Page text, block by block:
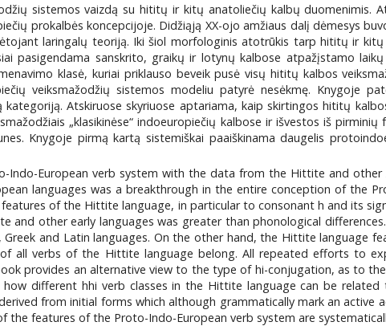
sistemos vaizdą su hititų ir kitų anatoliečių kalbų duomenimis.
prokalbės koncepcijoje. Didžiąją XX-ojo amžiaus dalį dėmesys
laringalų teoriją. Iki šiol morfologinis atotrūkis tarp hititų ir
pasigendama sanskrito, graikų ir lotynų kalbose atpažįstamo
klasė, kuriai priklauso beveik pusė visų hititų kalbos
veiksmažodžių sistemos modeliu patyrė nesėkmę. Knygoje
Atskiruose skyriuose aptariama, kaip skirtingos hititų
„klasikinėse“ indoeuropiečių kalbose ir išvestos iš
Knygoje pirmą kartą sistemiškai paaiškinama daugelis
European verb system with the data from the Hittite and other
languages was a breakthrough in the entire conception of the
of the Hittite language, in particular to consonant h and its
and other early languages was greater than phonological
and Latin languages. On the other hand, the Hittite language
all verbs of the Hittite language belong. All repeated efforts to
provides an alternative view to the type of hi-conjugation, as to
different hhi verb classes in the Hittite language can be
from initial forms which although grammatically mark an
features of the Proto-Indo-European verb system are